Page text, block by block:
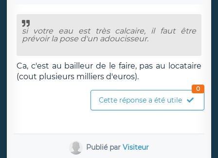
si votre eau est très calcaire, il faut être
prévoir la pose d'un adoucisseur.
Ca, c'est au bailleur de le faire, pas au locataire
(cout plusieurs milliers d'euros).
Cette réponse a été utile
0
Publié parVisiteur